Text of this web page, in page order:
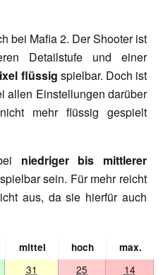
bei Mafia 2. Der Shooter ist
Detailstufe und einer
flüssig spielbar. Doch ist
allen Einstellungen darüber
mehr flüssig gespielt
niedriger bis mittlerer
sein. Für mehr reicht
aus, da sie hierfür auch
mittel hoch
max.
31 25 14